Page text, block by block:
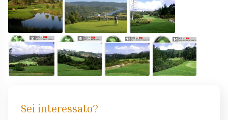
Sei interessato?